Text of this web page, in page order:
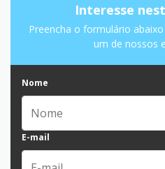
Interesse
Preencha o formulário
um de nossos
Nome
E-mail